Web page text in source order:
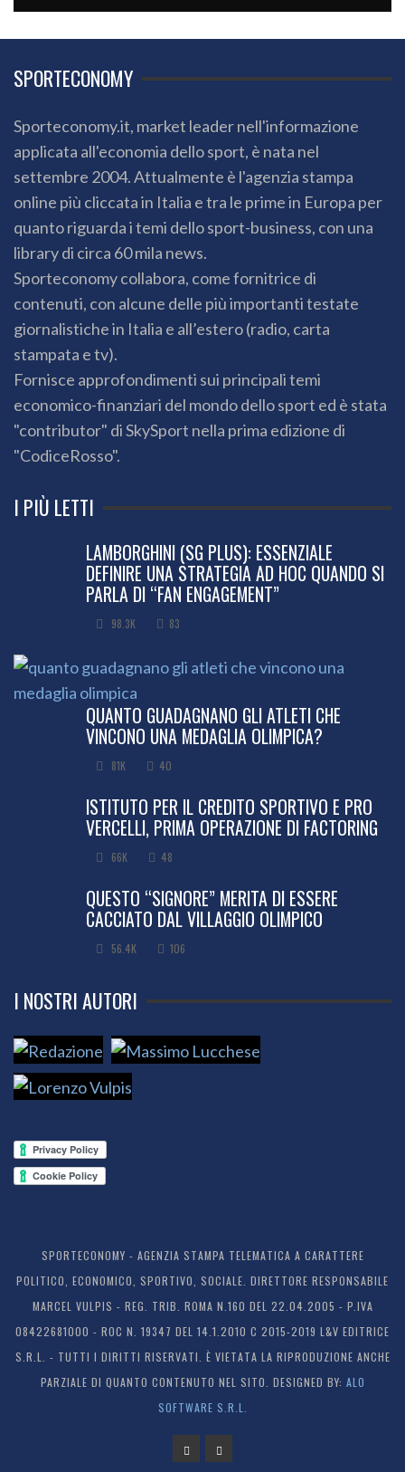
SPORTECONOMY
Sporteconomy.it, market leader nell'informazione
applicata all'economia dello sport, è nata nel
settembre 2004. Attualmente è l'agenzia stampa
online più cliccata in Italia e tra le prime in Europa per
quanto riguarda i temi dello sport-business, con una
library di circa 60 mila news.
Sporteconomy collabora, come fornitrice di
contenuti, con alcune delle più importanti testate
giornalistiche in Italia e all’estero (radio, carta
stampata e tv).
Fornisce approfondimenti sui principali temi
economico-finanziari del mondo dello sport ed è stata
"contributor" di SkySport nella prima edizione di
"CodiceRosso".
I PIÙ LETTI
LAMBORGHINI (SG PLUS): ESSENZIALE
DEFINIRE UNA STRATEGIA AD HOC QUANDO SI
PARLA DI “FAN ENGAGEMENT”
98.3K 83
QUANTO GUADAGNANO GLI ATLETI CHE
VINCONO UNA MEDAGLIA OLIMPICA?
81K 40
ISTITUTO PER IL CREDITO SPORTIVO E PRO
VERCELLI, PRIMA OPERAZIONE DI FACTORING
66K 48
QUESTO “SIGNORE” MERITA DI ESSERE
CACCIATO DAL VILLAGGIO OLIMPICO
56.4K 106
I NOSTRI AUTORI
SPORTECONOMY - AGENZIA STAMPA TELEMATICA A CARATTERE
POLITICO, ECONOMICO, SPORTIVO, SOCIALE. DIRETTORE RESPONSABILE
MARCEL VULPIS - REG. TRIB. ROMA N.160 DEL 22.04.2005 - P.IVA
08422681000 - ROC N. 19347 DEL 14.1.2010 C 2015-2019 L&V EDITRICE
S.R.L. - TUTTI I DIRITTI RISERVATI. È VIETATA LA RIPRODUZIONE ANCHE
PARZIALE DI QUANTO CONTENUTO NEL SITO. DESIGNED BY: ALO
SOFTWARE S.R.L.